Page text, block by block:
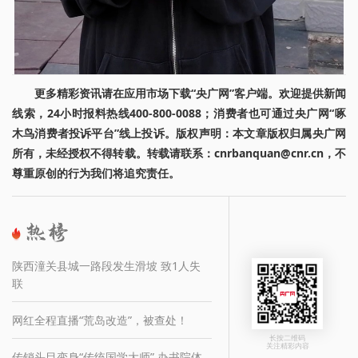
更多精彩资讯请在应用市场下载“央广网”客户端。欢迎提供新闻
线索，24小时报料热线400-800-0088；消费者也可通过央广网“啄
木鸟消费者投诉平台”线上投诉。版权声明：本文章版权归属央广网
所有，未经授权不得转载。转载请联系：cnrbanquan@cnr.cn，不
尊重原创的行为我们将追究责任。
陕西潼关县城一路段发生滑坡 致1人失
联
网红全程直播“荒岛改造”，被查处！
长按二维码
关注精彩内容